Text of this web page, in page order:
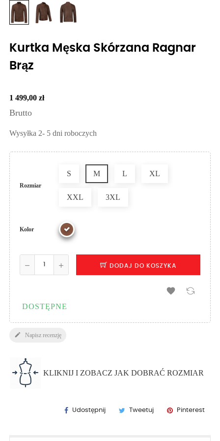
Kurtka Męska Skórzana Ragnar
Brąz
1 499,00 zł
Brutto
Wysyłka 2- 5 dni roboczych
Rozmiar
S M L XL
XXL 3XL
Kolor
DODAJ DO KOSZYKA

DOSTĘPNE
 Napisz recenzję
KLIKNIJ I ZOBACZ JAK DOBRAĆ ROZMIAR
Udostępnij Tweetuj Pinterest